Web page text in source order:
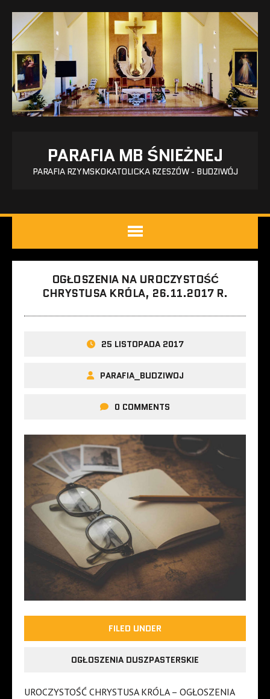
PARAFIA MB ŚNIEŻNEJ
PARAFIA RZYMSKOKATOLICKA RZESZÓW - BUDZIWÓJ
OGŁOSZENIA NA UROCZYSTOŚĆ
CHRYSTUSA KRÓLA, 26.11.2017 R.
25 LISTOPADA 2017
PARAFIA_BUDZIWOJ
0 COMMENTS
FILED UNDER
OGŁOSZENIA DUSZPASTERSKIE
UROCZYSTOŚĆ CHRYSTUSA KRÓLA – OGŁOSZENIA